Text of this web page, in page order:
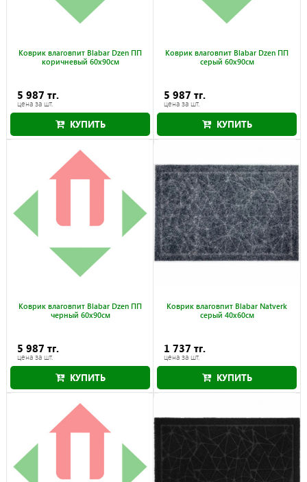
Коврик влаговпит Blabar Dzen ПП
коричневый 60x90см
5 987 тг.
цена за шт.
КУПИТЬ
Коврик влаговпит Blabar Dzen ПП
серый 60x90см
5 987 тг.
цена за шт.
КУПИТЬ
Коврик влаговпит Blabar Dzen ПП
черный 60x90см
5 987 тг.
цена за шт.
КУПИТЬ
Коврик влаговпит Blabar Natverk
серый 40x60см
1 737 тг.
цена за шт.
КУПИТЬ